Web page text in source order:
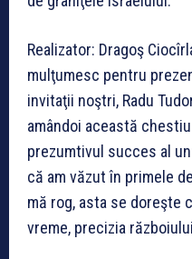
Realizator: Dragoş
mulţumesc pentru
invitaţii noştri, Radu
amândoi această
prezumtivul succes al
că am văzut în primele
mă rog, asta se doreşte
vreme, precizia